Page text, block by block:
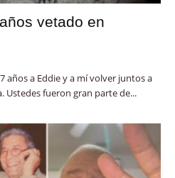
vetado en
años a Eddie y a mí volver juntos a
Ustedes fueron gran parte de...